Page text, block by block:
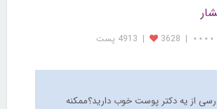
⋆⋆⋆⋆
|
3628
| 4913 پست
از یه دکتر پوست خوب دارید؟ممکنه